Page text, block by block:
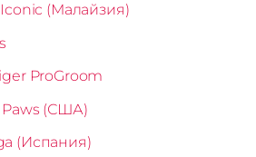
(Малайзия)
ProGroom
Paws (США)
(Испания)